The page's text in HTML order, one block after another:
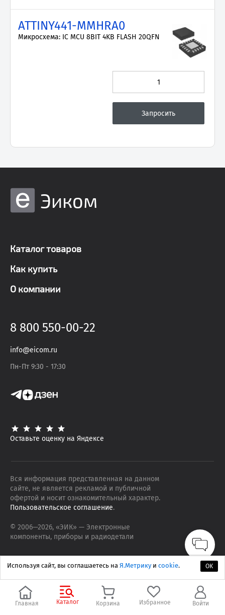
Главная Каталог Корзина Избранное Войти
ATTINY441-MMHRA0
Микросхема: IC MCU 8BIT 4KB FLASH 20QFN
Эиком
Каталог товаров
Как купить
О компании
8 800 550-00-22
info@eicom.ru
Пн-Пт 9:30 - 17:30
Оставьте оценку на Яндексе
Вся информация представленная на данном
сайте, не является рекламой и публичной
офертой и носит ознакомительный характер.
Пользовательское соглашение.
© 2006—2026, «ЭИК» — Электронные
компоненты, приборы и радиодетали
ОК
Используя сайт, вы соглашаетесь на Я.Метрику и cookie.